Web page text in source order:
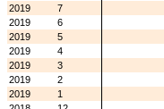
2019
7
2019
6
2019
5
2019
4
2019
3
2019
2
2019
1